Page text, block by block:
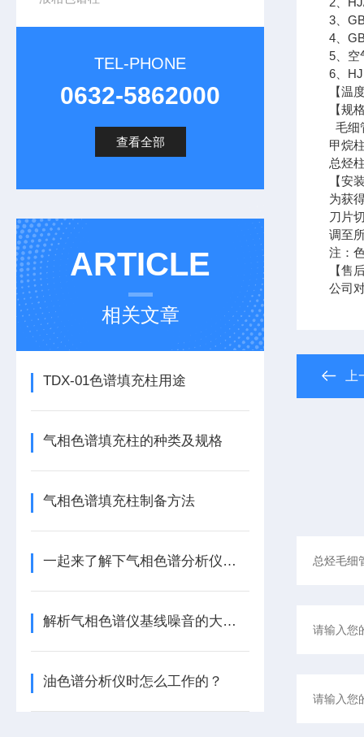
TEL-PHONE
0632-5862000
查看全部
ARTICLE
相关文章
TDX-01色谱填充柱用途
气相色谱填充柱的种类及规格
气相色谱填充柱制备方法
一起来了解下气相色谱分析仪的五大基本结构
解析气相色谱仪基线噪音的大小和计算方法
油色谱分析仪时怎么工作的？
3、
4、
5、空
6、
【温
【规
毛细
甲烷
总烃
【安
为获
刀片
调至
注：
【售
公司